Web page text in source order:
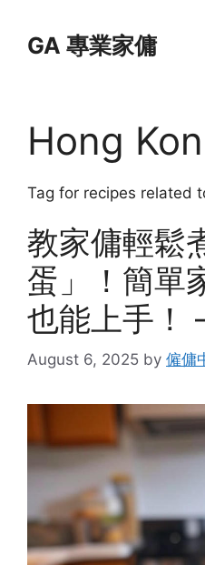
contentGA 專業家傭
Hong
Tag for recipes related
教家傭輕鬆
蛋」！簡單
也能上手！
August 6, 2025 by 僱傭